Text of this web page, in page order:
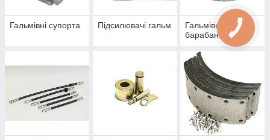
Гальмівні супорта Підсилювачі гальм
Гальмівні
барабани